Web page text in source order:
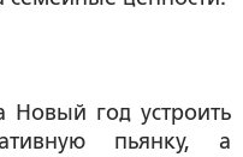
год устроить
пьянку, а